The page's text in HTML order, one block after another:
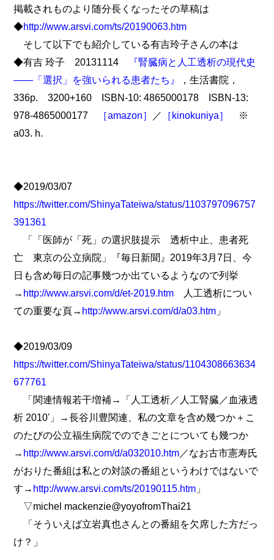
掲載されものより随分長くなったその草稿は
◆http://www.arsvi.com/ts/20190063.htm
そして以下でも紹介している有吉玲子さんの本は
◆有吉 玲子 20131114
『腎臓病と人工透析の現代史
――「選択」を強いられる患者たち』
，生活書院，
336p. 3200+160 ISBN-10: 4865000178 ISBN-13:
978-4865000177
［amazon］ ／ ［kinokuniya］
※
a03. h.
◆2019/03/07
https://twitter.com/ShinyaTateiwa/status/1103797096757
391361
「「医師が「死」の選択肢提示 透析中止、患者死
亡 東京の公立病院」『毎日新聞』2019年3月7日、今
日も含め毎日の記事幾つか出ているようなので列挙
→ http://www.arsvi.com/d/et-2019.htm 人工透析につい
ての重要な頁→ http://www.arsvi.com/d/a03.htm 」
◆2019/03/09
https://twitter.com/ShinyaTateiwa/status/1104308663634
677761
「関連情報若干増補→「人工透析／人工腎臓／血液透
析 2010'」→長谷川豊関連、私の文章を含め幾つか＋こ
のたびの公立福生病院でのできごとについても幾つか
→ http://www.arsvi.com/d/a032010.htm／なお古市憲寿氏
がおりた番組は私との対談の番組というわけではないで
す→ http://www.arsvi.com/ts/20190115.htm 」
▽michel mackenzie@yoyofromThai21
「そういえば立岩真也さんとの番組を欠席した方だっ
け？」